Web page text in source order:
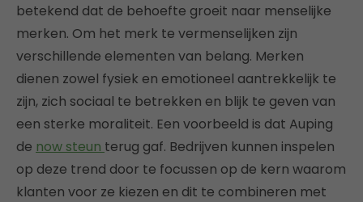
betekend dat de behoefte groeit naar menselijke
merken. Om het merk te vermenselijken zijn
verschillende elementen van belang. Merken
dienen zowel fysiek en emotioneel aantrekkelijk te
zijn, zich sociaal te betrekken en blijk te geven van
een sterke moraliteit. Een voorbeeld is dat Auping
de now steun terug gaf. Bedrijven kunnen inspelen
op deze trend door te focussen op de kern waarom
klanten voor ze kiezen en dit te combineren met